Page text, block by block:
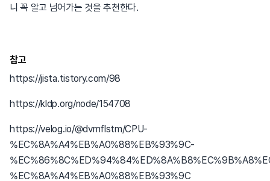
니 꼭 알고 넘어가는 것을 추천한다.
참고
https://jista.tistory.com/98
https://kldp.org/node/154708
https://velog.io/@dvmflstm/CPU-
%EC%8A%A4%EB%A0%88%EB%93%9C-
%EC%8A%A4%EB%A0%88%EB%93%9C